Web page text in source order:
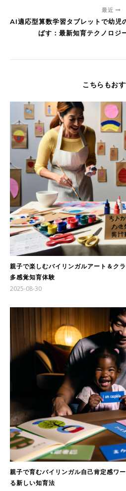
最近
AI適応型算数学習タブレットで幼児
ばす：最新知育テクノロジ
こちらもお
親子で楽しむバイリンガルアート＆ク
多感覚知育体験
2025-08-30
親子で育むバイリンガル自己肯定感ワ
る新しい知育法